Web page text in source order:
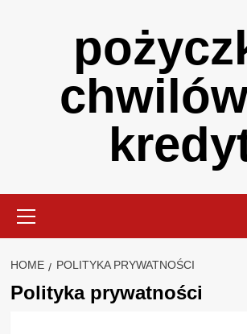
Menu
HOME POLITYKA PRYWATNOŚCI
Polityka prywatności